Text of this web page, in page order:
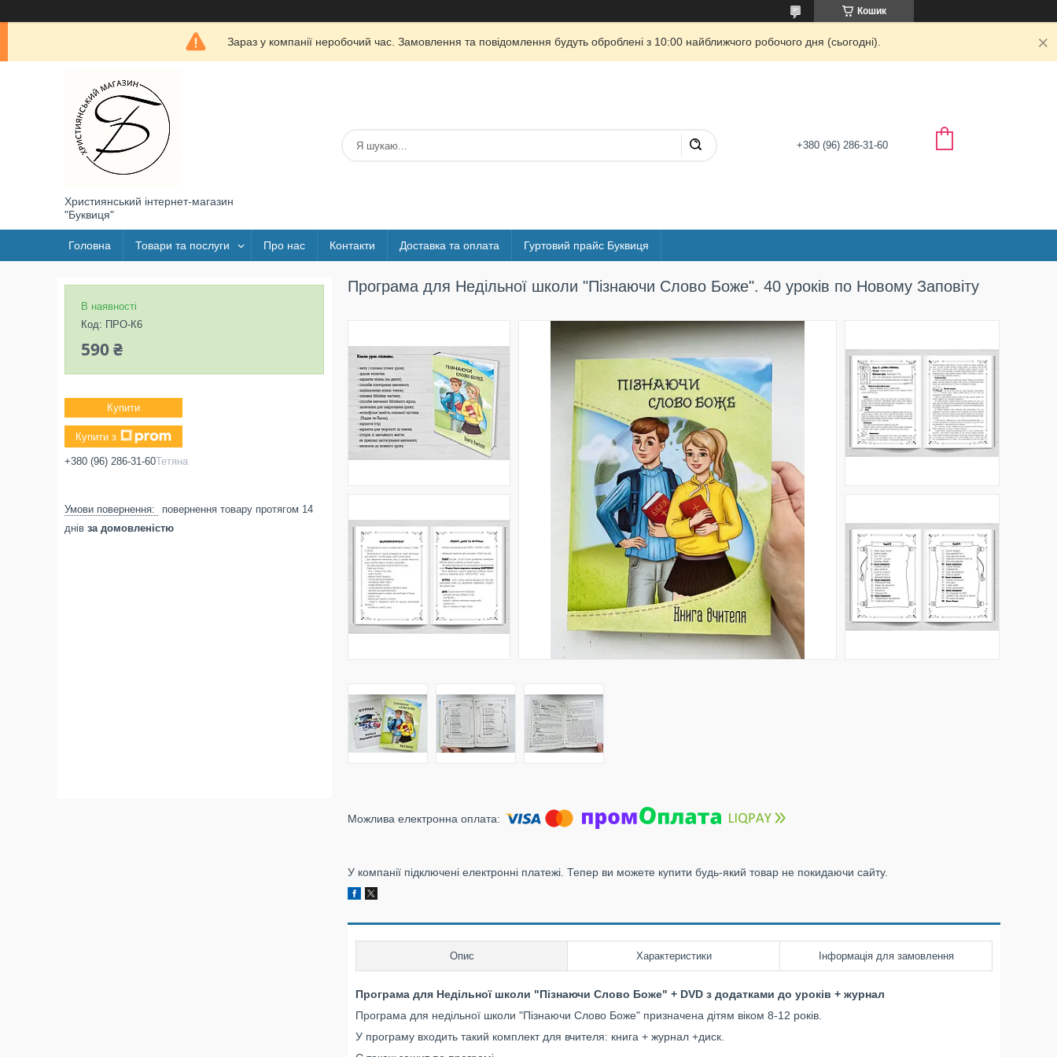
Кошик
Зараз у компанії неробочий час. Замовлення та повідомлення будуть оброблені з 10:00 найближчого робочого дня (сьогодні).
Християнський інтернет-магазин
"Буквиця"
+380 (96) 286-31-60
Головна Товари та послуги Про нас Контакти Доставка та оплата Гуртовий прайс Буквиця
Програма для Недільної школи "Пізнаючи Слово Боже". 40 уроків по Новому Заповіту
У компанії підключені електронні платежі. Тепер ви можете купити будь-який товар не покидаючи сайту.
Опис Характеристики Інформація для замовлення
Програма для Недільної школи "Пізнаючи Слово Боже" + DVD з додатками до уроків + журнал
Програма для недільної школи "Пізнаючи Слово Боже" призначена дітям віком 8-12 років.
У програму входить такий комплект для вчителя: книга + журнал +диск.
В наявності
Код: ПРО-К6
590 ₴
Купити
Купити з
+380 (96) 286-31-60Тетяна
повернення товару протягом 14
днів за домовленістю